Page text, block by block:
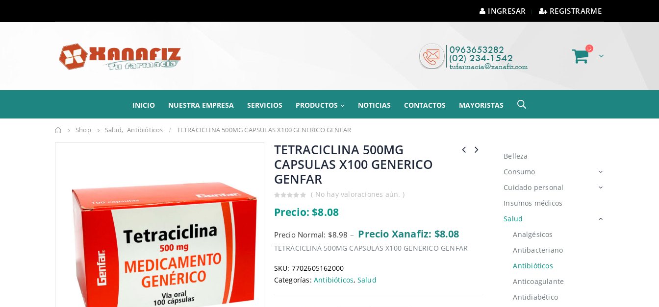
INGRESAR REGISTRARME
INICIO NUESTRA EMPRESA SERVICIOS PRODUCTOS NOTICIAS CONTACTOS MAYORISTAS
Shop Salud, Antibióticos TETRACICLINA 500MG CAPSULAS X100 GENERICO GENFAR
TETRACICLINA 500MG
CAPSULAS X100 GENERICO
GENFAR
out
of
( No hay valoraciones aún. )
Precio: $8.08
Precio Normal: $8.98 – Precio Xanafiz: $8.08
TETRACICLINA 500MG CAPSULAS X100 GENERICO GENFAR
SKU: 7702605162000
Categorías: Antibióticos, Salud
Belleza
Consumo
Cuidado personal
Insumos médicos
Salud
Analgésicos
Antibacteriano
Antibióticos
Anticoagulante
Antidiabético